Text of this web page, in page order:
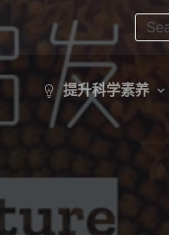
果
提升科学素养